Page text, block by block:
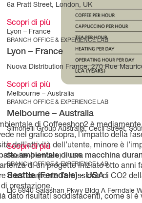
6a Pratt Street, London, UK
Scopri di più
Lyon – France
BRANCH OFFICE & EXPERIENCE LAB
Lyon – France
Nuova Distribution France, 270 Rue
Scopri di più
Melbourne – Australia
BRANCH OFFICE & EXPERIENCE LAB
Melbourne – Australia
Simonelli Group Australia, Cecil Street,
Scopri di più
Seattle (Ferndale) - USA
BRANCH OFFICE & EXPERIENCE LAB
Seattle (Ferndale) - USA
Llc 6940 Salashan Pkwy Bldg A Ferndale
di Coffeeshop2 è
nel grafico sopra, l’impatto della
dell’attività dell’utente, minore è
ambientale di una macchina
di un progetto iniziato otto anni
drasticamente l’emissione di CO2
prestazione.
dato risultati soddisfacenti, come si